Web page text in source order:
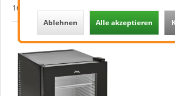
16.04.23 00:00
Ablehnen Alle akzeptieren